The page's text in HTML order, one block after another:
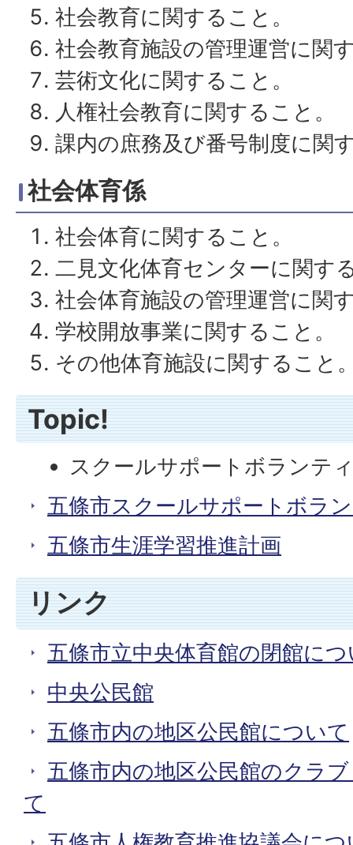
社会教育に関すること。
社会教育施設の管理運営に関
芸術文化に関すること。
人権社会教育に関すること。
課内の庶務及び番号制度に関
社会体育係
社会体育に関すること。
二見文化体育センターに関す
社会体育施設の管理運営に関
学校開放事業に関すること。
その他体育施設に関すること
Topic!
スクールサポートボランテ
五條市スクールサポートボラ
五條市生涯学習推進計画
リンク
五條市立中央体育館の閉館に
中央公民館
五條市内の地区公民館について
五條市内の地区公民館のクラ
て